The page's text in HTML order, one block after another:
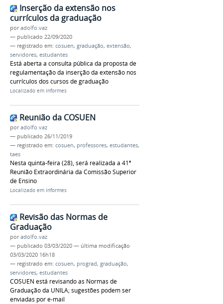
Inserção da extensão nos
currículos da graduação
poradolfo.vaz
— publicado 22/09/2020
— registrado em: cosuen, graduação, extensão,
servidores, estudantes
Está aberta a consulta pública da proposta de
regulamentação da inserção da extensão nos
currículos dos cursos de graduação
Localizado em Informes
Reunião da COSUEN
poradolfo.vaz
— publicado 26/11/2019
— registrado em: cosuen, professores, estudantes,
taes
Nesta quinta-feira (28), será realizada a 41ª
Reunião Extraordinária da Comissão Superior
de Ensino
Localizado em Informes
Revisão das Normas de
Graduação
poradolfo.vaz
— publicado 03/03/2020 — última modificação
03/03/2020 16h18
— registrado em: cosuen, prograd, graduação,
servidores, estudantes
COSUEN está revisando as Normas de
Graduação da UNILA; sugestões podem ser
enviadas por e-mail